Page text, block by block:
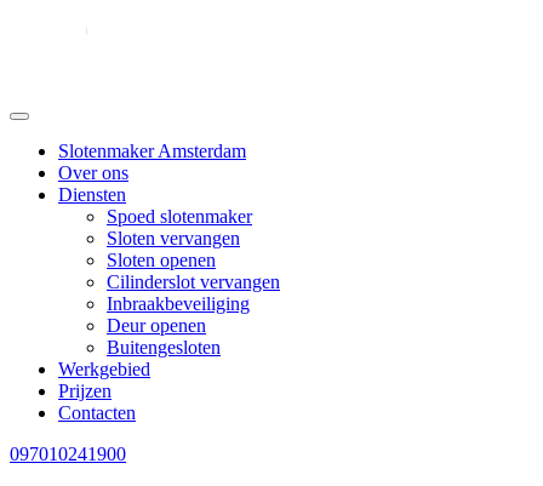
Slotenmaker Amsterdam
Over ons
Diensten
Spoed slotenmaker
Sloten vervangen
Sloten openen
Cilinderslot vervangen
Inbraakbeveiliging
Deur openen
Buitengesloten
Werkgebied
Prijzen
Contacten
097010241900